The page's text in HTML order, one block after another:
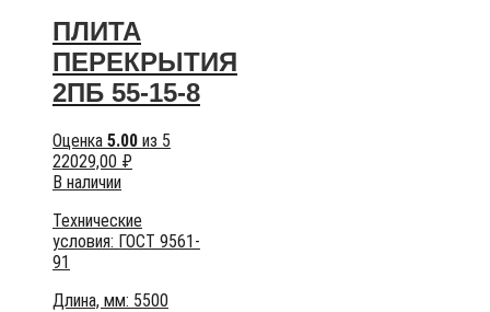
ПЛИТА
ПЕРЕКРЫТИЯ
2ПБ 55-15-8
Оценка 5.00 из 5
22029,00 ₽
В наличии
Технические
условия: ГОСТ 9561-
91
Длина, мм: 5500